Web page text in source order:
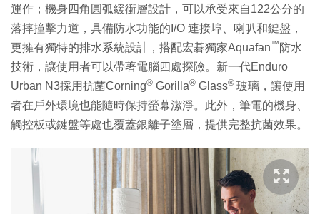
運作；機身四角圓弧緩衝層設計，可以承受來自122公分的
落摔撞擊力道，具備防水功能的I/O 連接埠、喇叭和鍵盤，
更擁有獨特的排水系統設計，搭配宏碁獨家Aquafan™ 防水
技術，讓使用者可以帶著電腦四處探險。新一代Enduro
Urban N3採用抗菌Corning® Gorilla® Glass® 玻璃，讓使用
者在戶外環境也能隨時保持螢幕潔淨。此外，筆電的機身、
觸控板或鍵盤等處也覆蓋銀離子塗層，提供完整抗菌效果。